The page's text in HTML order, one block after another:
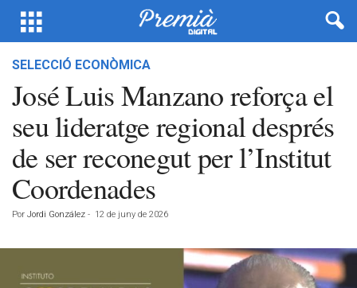
SELECCIÓ ECONÒMICA
José Luis Manzano reforça el
seu lideratge regional després
de ser reconegut per l’Institut
Coordenades
Por Jordi González - 12 de juny de 2026